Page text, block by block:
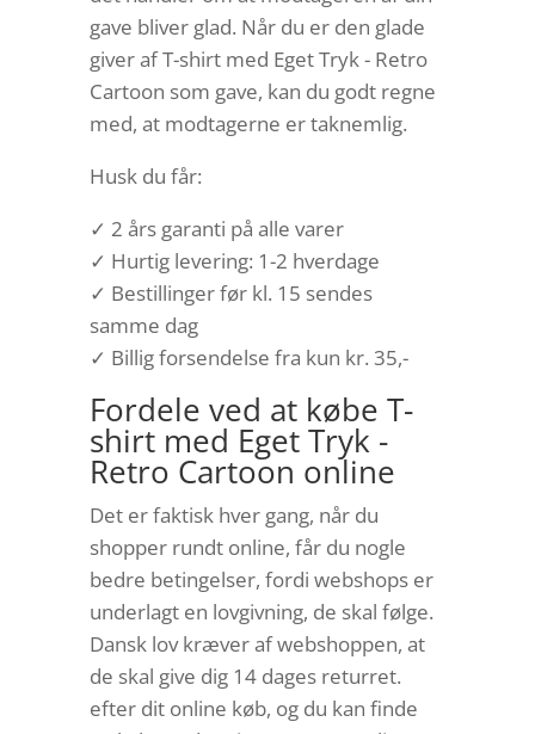
gave bliver glad. Når du er den glade
giver af T-shirt med Eget Tryk - Retro
Cartoon som gave, kan du godt regne
med, at modtagerne er taknemlig.
Husk du får:
✓ 2 års garanti på alle varer
✓ Hurtig levering: 1-2 hverdage
✓ Bestillinger før kl. 15 sendes
samme dag
✓ Billig forsendelse fra kun kr. 35,-
Fordele ved at købe T-
shirt med Eget Tryk -
Retro Cartoon online
Det er faktisk hver gang, når du
shopper rundt online, får du nogle
bedre betingelser, fordi webshops er
underlagt en lovgivning, de skal følge.
Dansk lov kræver af webshoppen, at
de skal give dig 14 dages returret.
efter dit online køb, og du kan finde